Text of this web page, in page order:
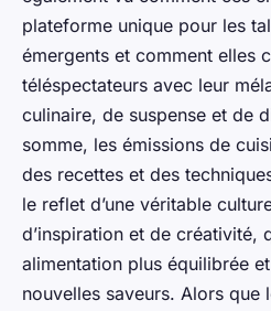
plateforme unique pour les
émergents et comment elles
téléspectateurs avec leur
culinaire, de suspense et de
somme, les émissions de
des recettes et des
le reflet d’une véritable
d’inspiration et de créativité,
alimentation plus équilibrée
nouvelles saveurs. Alors que